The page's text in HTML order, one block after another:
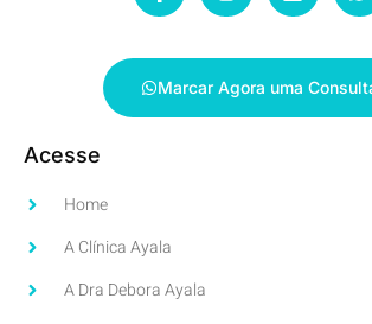
Marcar Agora uma
Acesse
Home
A Clínica Ayala
A Dra Debora Ayala